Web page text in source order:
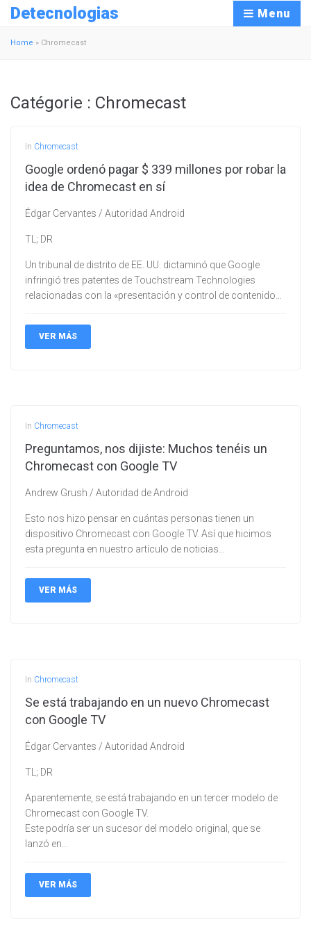
Detecnologias Menu
Home » Chromecast
Catégorie : Chromecast
In Chromecast
Google ordenó pagar $ 339 millones por robar la
idea de Chromecast en sí
Édgar Cervantes / Autoridad Android
TL; DR
Un tribunal de distrito de EE. UU. dictaminó que Google
infringió tres patentes de Touchstream Technologies
relacionadas con la «presentación y control de contenido…
VER MÁS
In Chromecast
Preguntamos, nos dijiste: Muchos tenéis un
Chromecast con Google TV
Andrew Grush / Autoridad de Android
Esto nos hizo pensar en cuántas personas tienen un
dispositivo Chromecast con Google TV. Así que hicimos
esta pregunta en nuestro artículo de noticias…
VER MÁS
In Chromecast
Se está trabajando en un nuevo Chromecast
con Google TV
Édgar Cervantes / Autoridad Android
TL; DR
Aparentemente, se está trabajando en un tercer modelo de
Chromecast con Google TV.
Este podría ser un sucesor del modelo original, que se
lanzó en…
VER MÁS